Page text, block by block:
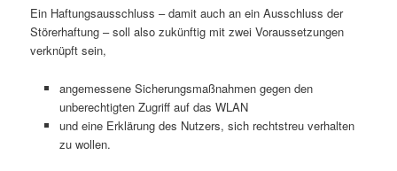
Ein Haftungsausschluss – damit auch an ein Ausschluss der
Störerhaftung – soll also zukünftig mit zwei Voraussetzungen
verknüpft sein,
angemessene Sicherungsmaßnahmen gegen den
unberechtigten Zugriff auf das WLAN
und eine Erklärung des Nutzers, sich rechtstreu verhalten
zu wollen.